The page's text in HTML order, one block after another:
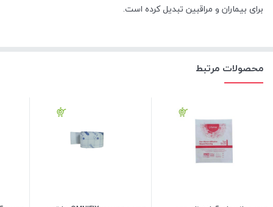
برای بیماران و مراقبین تبدیل کرده است.
محصولات مرتبط